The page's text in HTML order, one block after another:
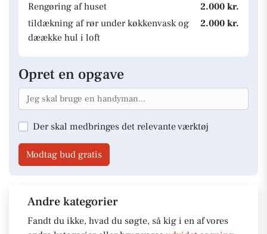
Rengøring af huset
2.000 kr.
tildækning af rør under køkkenvask og
dæække hul i loft
2.000 kr.
Opret en opgave
Der skal medbringes det relevante værktøj
Modtag bud gratis
Andre kategorier
Fandt du ikke, hvad du søgte, så kig i en af vores